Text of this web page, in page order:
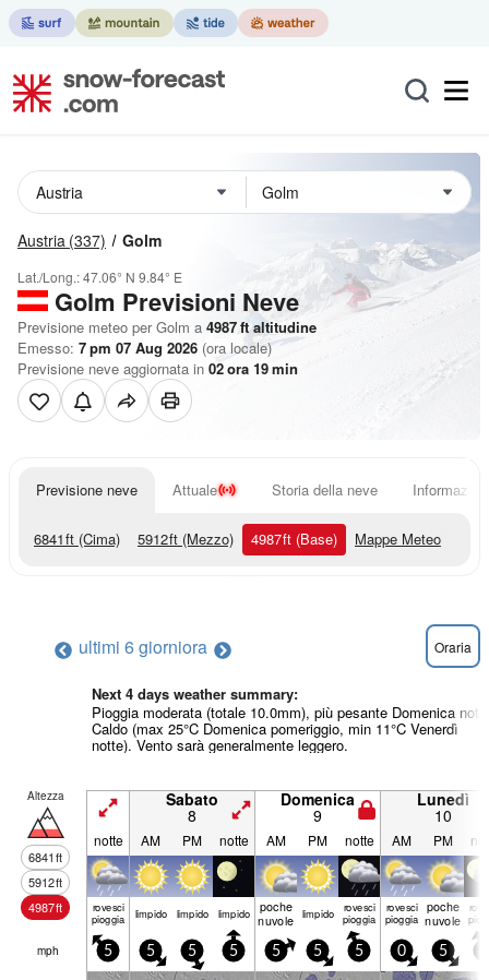
Austria (337) Golm
Lat./Long.:47.06° N 9.84° E
Golm Previsioni Neve
Previsione meteo per Golm a 4987ftaltitudine
Emesso: 7 pm 07 Aug 2026 (ora locale)
Previsione neve aggiornata in 02ora 19min
Previsione neve Attuale Storia della neve
6841ft (Cima) 5912ft (Mezzo) 4987ft (Base) Mappe Meteo
ultimi 6 giorniora Oraria
Next 4 days weather summary:
Pioggia moderata (totale 10.0mm), più pesante Domenica
Caldo (max 25°C Domenica pomeriggio, min 11°C Venerdì
notte). Vento sarà generalmente leggero.
Altezza
6841ft
5912ft
4987ft
Sabato
8
Domenica
9
Lunedì
10
notte AM PM notte AM PM notte AM PM
rovesci
pioggia limp­ido limp­ido limp­ido poche
nuvole limp­ido rovesci
pioggia
rovesci
pioggia
poche
nuvole
mph 5 5 5 5 5 5 5 0 5